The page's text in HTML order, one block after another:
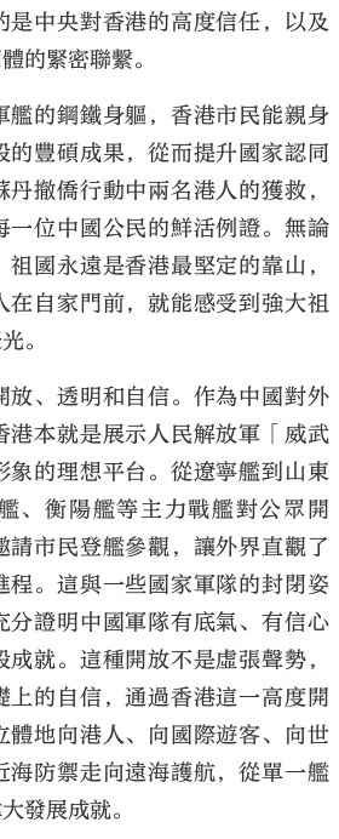
是中央對香港的高度信任，以及
的緊密聯繫。
艦的鋼鐵身軀，香港市民能親身
的豐碩成果，從而提升國家認同
撤僑行動中兩名港人的獲救，
一位中國公民的鮮活例證。無論
國永遠是香港最堅定的靠山，
在自家門前，就能感受到強大祖
。
放、透明和自信。作為中國對外
港本就是展示人民解放軍「威武
象的理想平台。從遼寧艦到山東
、衡陽艦等主力戰艦對公眾開
請市民登艦參觀，讓外界直觀了
程。這與一些國家軍隊的封閉姿
分證明中國軍隊有底氣、有信心
就。這種開放不是虛張聲勢，
上的自信，通過香港這一高度開
體地向港人、向國際遊客、向世
海防禦走向遠海護航，從單一艦
發展成就。